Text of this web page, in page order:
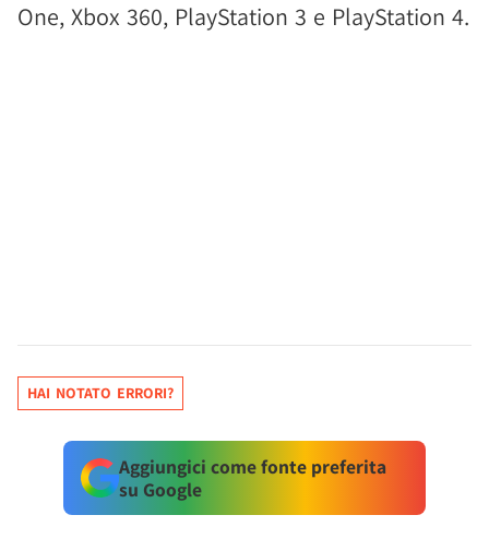
One, Xbox 360, PlayStation 3 e PlayStation 4.
HAI NOTATO ERRORI?
Aggiungici come fonte preferita
su Google